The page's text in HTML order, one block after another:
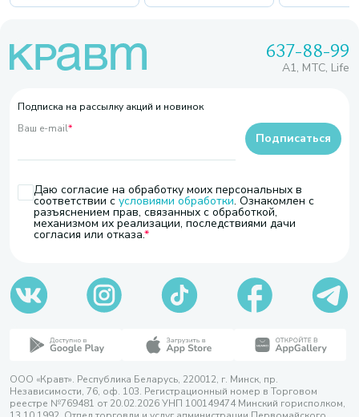
637-88-99
A1, МТС, Life
Подписка на рассылку акций и новинок
Ваш e-mail*
Даю согласие на обработку моих персональных в
соответствии с условиями обработки. Ознакомлен с
разъяснением прав, связанных с обработкой,
механизмом их реализации, последствиями дачи
согласия или отказа.
Подписаться
ООО «Кравт». Республика Беларусь, 220012, г. Минск, пр.
Независимости, 76, оф. 103. Регистрационный номер в Торговом
реестре №769481 от 20.02.2026 УНП 100149474 Минский горисполком,